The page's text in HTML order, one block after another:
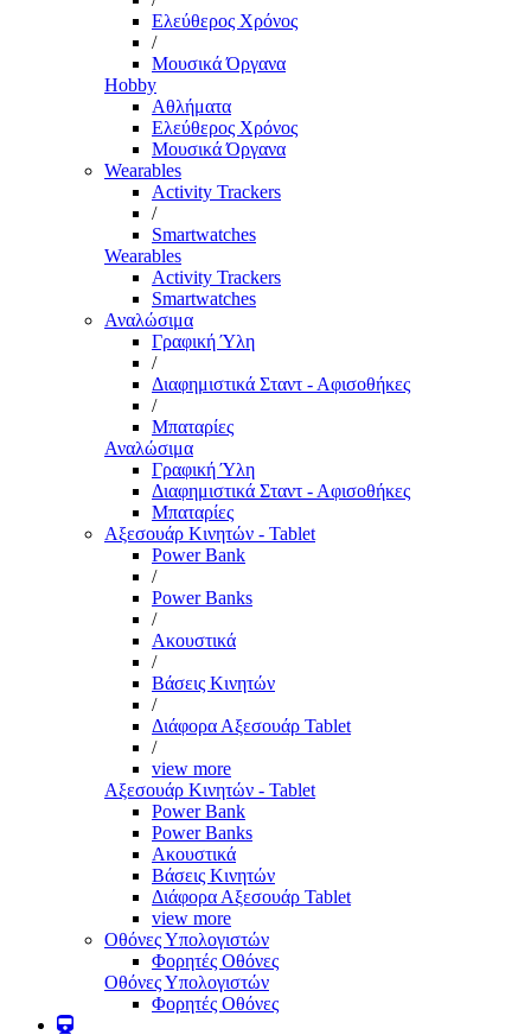
Ελεύθερος Χρόνος
/
Μουσικά Όργανα
Hobby
Αθλήματα
Ελεύθερος Χρόνος
Μουσικά Όργανα
Wearables
Activity Trackers
/
Smartwatches
Wearables
Activity Trackers
Smartwatches
Αναλώσιμα
Γραφική Ύλη
/
Διαφημιστικά Σταντ - Αφισοθήκες
/
Μπαταρίες
Αναλώσιμα
Γραφική Ύλη
Διαφημιστικά Σταντ - Αφισοθήκες
Μπαταρίες
Αξεσουάρ Κινητών - Tablet
Power Bank
/
Power Banks
/
Ακουστικά
/
Βάσεις Κινητών
/
Διάφορα Αξεσουάρ Tablet
/
view more
Αξεσουάρ Κινητών - Tablet
Power Bank
Power Banks
Ακουστικά
Βάσεις Κινητών
Διάφορα Αξεσουάρ Tablet
view more
Οθόνες Υπολογιστών
Φορητές Οθόνες
Οθόνες Υπολογιστών
Φορητές Οθόνες